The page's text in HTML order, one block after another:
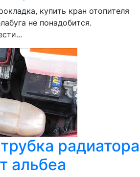
купить кран отопителя
не понадобится.
радиатора
альбеа